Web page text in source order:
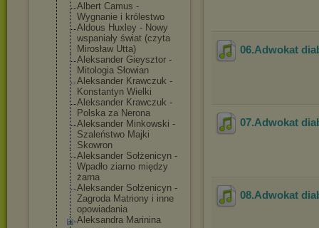
Albert Camus -
Wygnanie i królestwo
Aldous Huxley - Nowy
wspaniały świat (czyta
Mirosław Utta)
Aleksander Gieysztor -
Mitologia Słowian
Aleksander Krawczuk -
Konstantyn Wielki
Aleksander Krawczuk -
Polska za Nerona
Aleksander Minkowski -
Szaleństwo Majki
Skowron
Aleksander Sołżenicyn -
Wpadło ziarno między
żarna
Aleksander Sołżenicyn -
Zagroda Matriony i inne
opowiadania
Aleksandra Marinina
06.Adwokat
07.Adwokat
08.Adwokat